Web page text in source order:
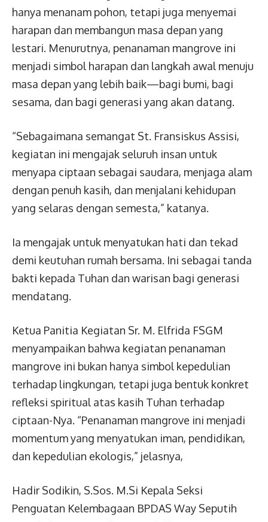
hanya menanam pohon, tetapi juga menyemai
harapan dan membangun masa depan yang
lestari. Menurutnya, penanaman mangrove ini
menjadi simbol harapan dan langkah awal menuju
masa depan yang lebih baik—bagi bumi, bagi
sesama, dan bagi generasi yang akan datang.
“Sebagaimana semangat St. Fransiskus Assisi,
kegiatan ini mengajak seluruh insan untuk
menyapa ciptaan sebagai saudara, menjaga alam
dengan penuh kasih, dan menjalani kehidupan
yang selaras dengan semesta,” katanya.
Ia mengajak untuk menyatukan hati dan tekad
demi keutuhan rumah bersama. Ini sebagai tanda
bakti kepada Tuhan dan warisan bagi generasi
mendatang.
Ketua Panitia Kegiatan Sr. M. Elfrida FSGM
menyampaikan bahwa kegiatan penanaman
mangrove ini bukan hanya simbol kepedulian
terhadap lingkungan, tetapi juga bentuk konkret
refleksi spiritual atas kasih Tuhan terhadap
ciptaan-Nya. “Penanaman mangrove ini menjadi
momentum yang menyatukan iman, pendidikan,
dan kepedulian ekologis,” jelasnya,
Hadir Sodikin, S.Sos. M.Si Kepala Seksi
Penguatan Kelembagaan BPDAS Way Seputih